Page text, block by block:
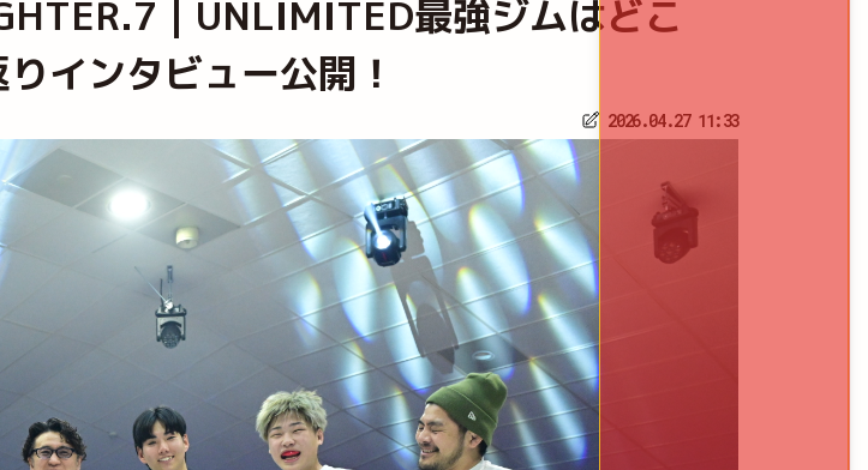
｜UNLIMITED最強ジムはどこ
インタビュー公開！
2026.04.27 11:33